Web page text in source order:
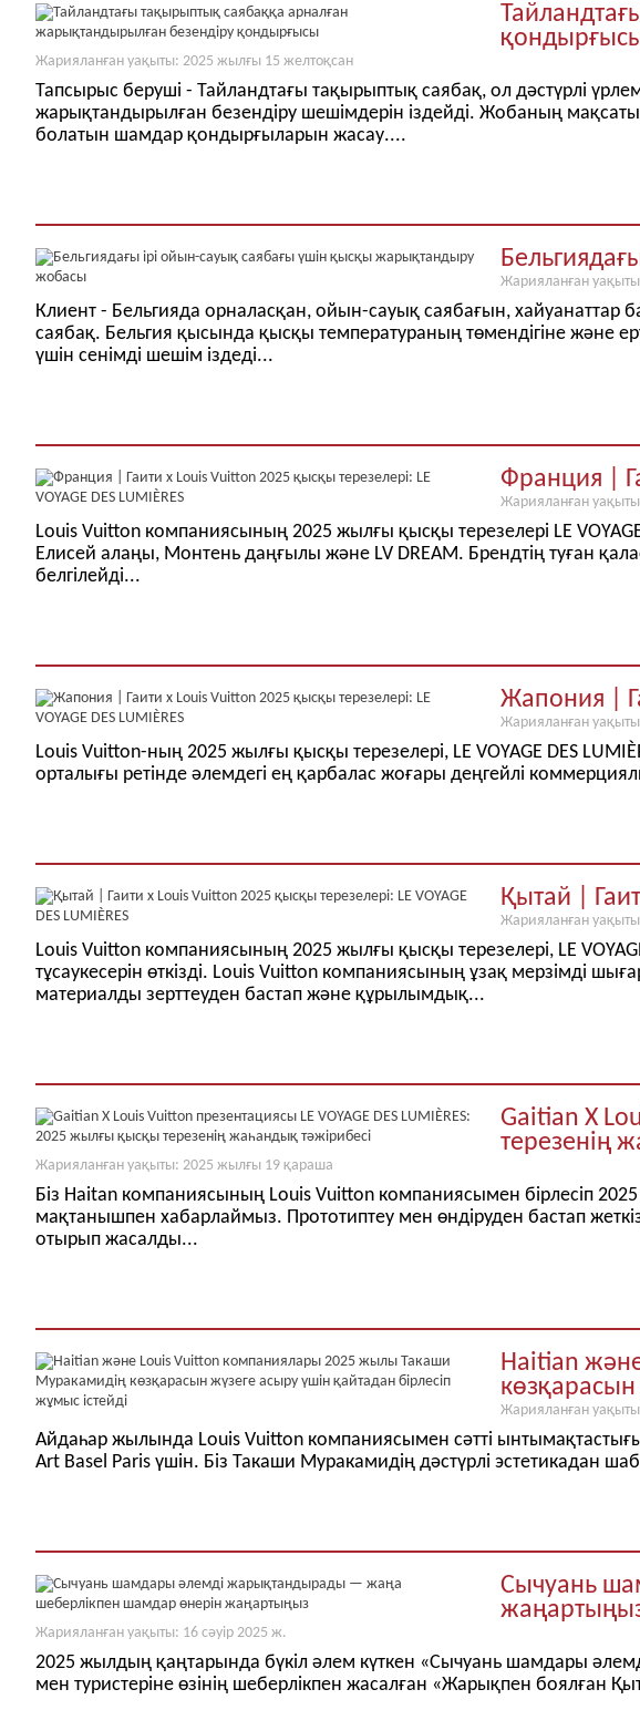
Жарияланған уақыты: 2025 жылғы 15 желтоқсан
Тапсырыс беруші - Тайландтағы тақырыптық саябақ, ол дәстүрлі
жарықтандырылған безендіру шешімдерін іздейді. Жобаның мақсаты
болатын шамдар қондырғыларын жасау....
Жарияланған
Клиент - Бельгияда орналасқан, ойын-сауық саябағын, хайуанаттар
саябақ. Бельгия қысында қысқы температураның төмендігіне
үшін сенімді шешім іздеді...
Франция |
Жарияланған
Louis Vuitton компаниясының 2025 жылғы қысқы терезелері LE
Елисей алаңы, Монтень даңғылы және LV DREAM. Брендтің туған
белгілейді...
Жапония |
Жарияланған
Louis Vuitton-ның 2025 жылғы қысқы терезелері, LE VOYAGE DES
орталығы ретінде әлемдегі ең қарбалас жоғары деңгейлі
Қытай |
Жарияланған
Louis Vuitton компаниясының 2025 жылғы қысқы терезелері, LE
тұсаукесерін өткізді. Louis Vuitton компаниясының ұзақ мерзімді
материалды зерттеуден бастап және құрылымдық...
Gaitian X
терезенің
Жарияланған уақыты: 2025 жылғы 19 қараша
Біз Haitan компаниясының Louis Vuitton компаниясымен бірлесіп
мақтанышпен хабарлаймыз. Прототиптеу мен өндіруден бастап
отырып жасалды...
Haitian
көзқарасын
Жарияланған
Айдаһар жылында Louis Vuitton компаниясымен сәтті
Art Basel Paris үшін. Біз Такаши Муракамидің дәстүрлі эстетикадан
Сычуань
Жарияланған уақыты: 16 сәуір 2025 ж.
2025 жылдың қаңтарында бүкіл әлем күткен «Сычуань шамдары
мен туристеріне өзінің шеберлікпен жасалған «Жарықпен